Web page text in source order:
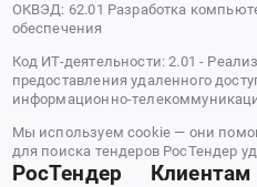
ОКВЭД: 62.01 Разработка
обеспечения
Код ИТ-деятельности: 2.01 -
предоставления удаленного
информационно-
Мы используем cookie — они
для поиска тендеров РосТендер
РосТендер Клиентам